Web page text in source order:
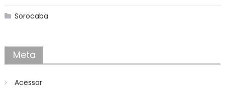
Sorocaba
Meta
Acessar